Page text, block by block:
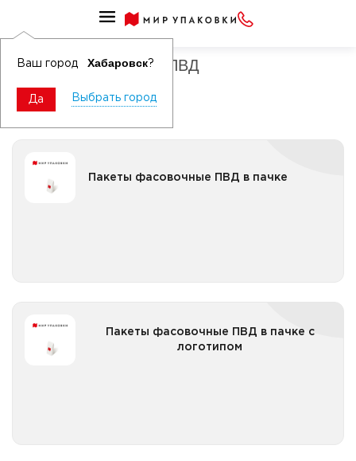
Ваш город Хабаровск?
Да Выбрать город
Пакеты фасовочные ПВД
Пакеты фасовочные ПВД в пачке
Пакеты фасовочные ПВД в пачке с
логотипом
Пакеты фасовочные ПВД в пачке с логотипом